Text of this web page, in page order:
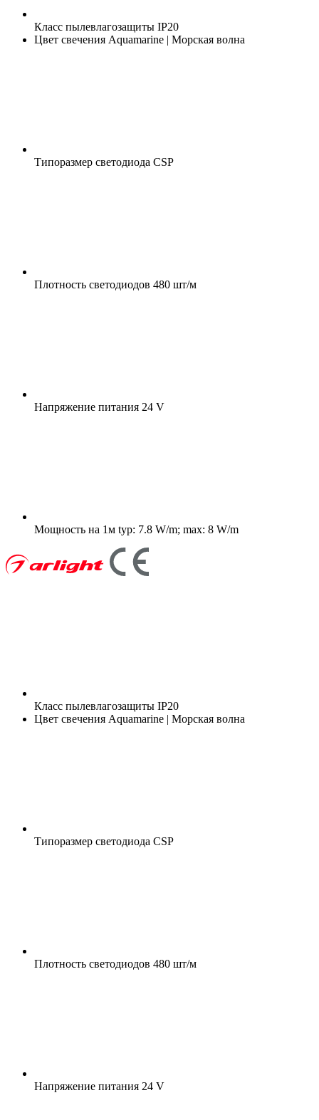
Класс пылевлагозащиты IP20
Цвет свечения Aquamarine | Морская волна
Типоразмер светодиода CSP
Плотность светодиодов 480 шт/м
Напряжение питания 24 V
Мощность на 1м typ: 7.8 W/m; max: 8 W/m
Класс пылевлагозащиты IP20
Цвет свечения Aquamarine | Морская волна
Типоразмер светодиода CSP
Плотность светодиодов 480 шт/м
Напряжение питания 24 V